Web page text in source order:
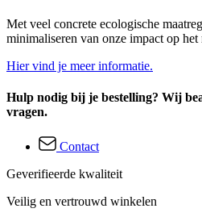
Met veel concrete ecologische
minimaliseren van onze impact op
Hier vind je meer informatie.
Hulp nodig bij je bestelling? Wij
vragen.
Contact
Geverifieerde kwaliteit
Veilig en vertrouwd winkelen